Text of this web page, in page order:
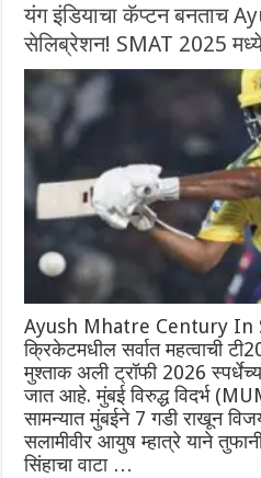
यंग इंडियाचा कॅप्टन बनताच
सेलिब्रेशन! SMAT 2025
Ayush Mhatre Century In
क्रिकेटमधील सर्वात महत्वाची
मुश्ताक अली ट्रॉफी 2026
जात आहे. मुंबई विरुद्ध विदर्भ
सामन्यात मुंबईने 7 गडी राखून
सलामीवीर आयुष म्हात्रे याने
सिंहाचा वाटा …